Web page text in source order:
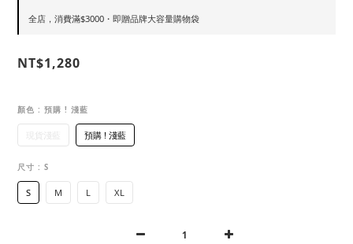
全店，消費滿$3000・即贈品牌大容量購物袋
NT$1,280
顏色 : 預購 ! 淺藍
現貨淺藍 預購 ! 淺藍
尺寸 : S
S M L XL